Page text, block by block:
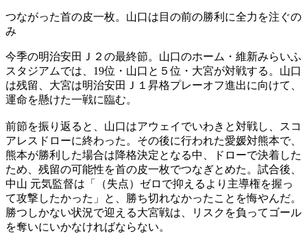
つながった首の皮一枚。山口は目の前の勝利に全力を注ぐの
み
今季の明治安田Ｊ２の最終節。山口のホーム・維新みらいふ
スタジアムでは、19位・山口と５位・大宮が対戦する。山口
は残留、大宮は明治安田Ｊ１昇格プレーオフ進出に向けて、
運命を懸けた一戦に臨む。
前節を振り返ると、山口はアウェイでいわきと対戦し、スコ
アレスドローに終わった。その後に行われた愛媛対熊本で、
熊本が勝利した場合は降格決定となる中、ドローで決着した
ため、残留の可能性を首の皮一枚でつなぎとめた。試合後、
中山 元気監督は「（失点）ゼロで抑えるより主導権を握っ
て攻撃したかった」と、勝ち切れなかったことを悔やんだ。
勝つしかない状況で迎える大宮戦は、リスクを負ってゴール
を奪いにいかなければならない。